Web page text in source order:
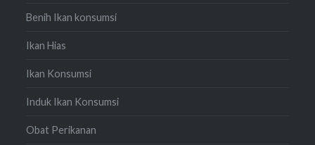
Benih Ikan konsumsi
Ikan Hias
Ikan Konsumsi
Induk Ikan Konsumsi
Obat Perikanan